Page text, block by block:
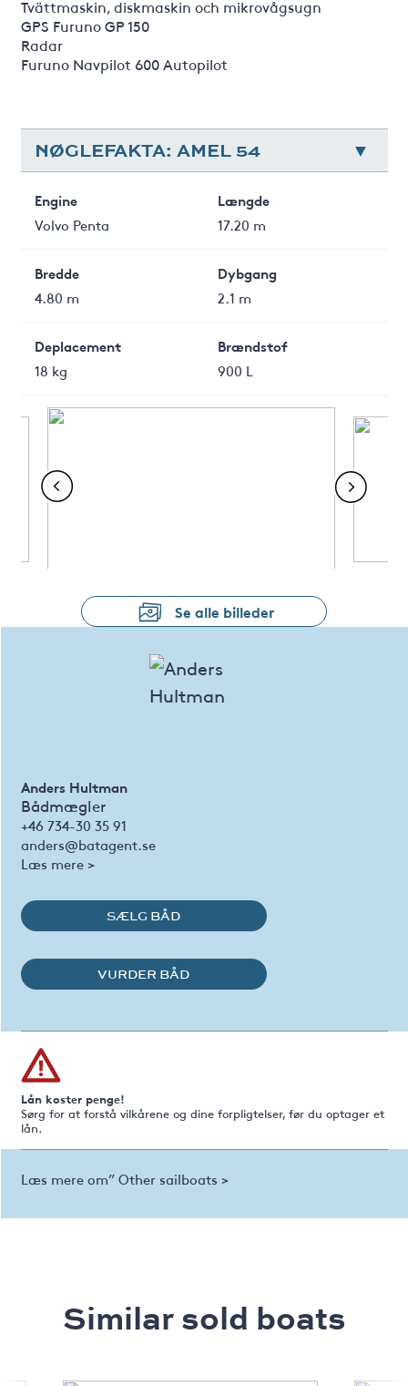
Tvättmaskin, diskmaskin och mikrovågsugn
GPS Furuno GP 150
Radar
Furuno Navpilot 600 Autopilot
NØGLEFAKTA: AMEL 54
Engine
Volvo Penta
Længde
17.20 m
Bredde
4.80 m
Dybgang
2.1 m
Deplacement
18 kg
Brændstof
900 L
Se alle billeder
Anders Hultman
Bådmægler
+46 734-30 35 91
anders@batagent.se
Læs mere >
SÆLG BÅD
VURDER BÅD
Lån koster penge!
Sørg for at forstå vilkårene og dine forpligtelser, før du optager et
lån.
Læs mere om” Other sailboats >
Similar sold boats